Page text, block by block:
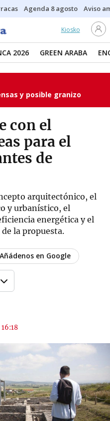
Agenda 8 agosto Aviso
Kiosko
2026 GREEN ARABA
y posible granizo
con el
para el
de
arquitectónico, el
y urbanístico, el
energética y el
la propuesta.
Añádenos en Google